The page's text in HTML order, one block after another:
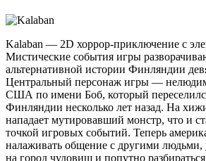
Kalaban — 2D хоррор-приключение с
Мистические события игры
альтернативной истории Финляндии
Центральный персонаж игры —
США по имени Боб, который
Финляндии несколько лет назад. На
нападает мутировавший монстр, что и
точкой игровых событий. Теперь
налаживать общение с другими
на город чудовищ и попутно